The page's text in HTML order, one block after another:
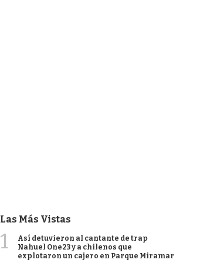
Las Más Vistas
1
Así detuvieron al cantante de trap
Nahuel One23 y a chilenos que
explotaron un cajero en Parque Miramar